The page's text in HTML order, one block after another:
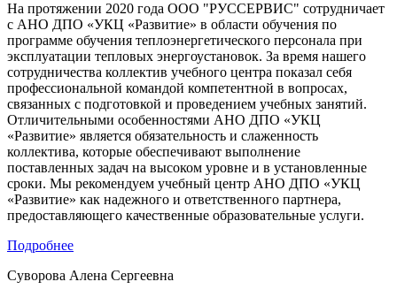
На протяжении 2020 года ООО "РУССЕРВИС" сотрудничает
с АНО ДПО «УКЦ «Развитие» в области обучения по
программе обучения теплоэнергетического персонала при
эксплуатации тепловых энергоустановок. За время нашего
сотрудничества коллектив учебного центра показал себя
профессиональной командой компетентной в вопросах,
связанных с подготовкой и проведением учебных занятий.
Отличительными особенностями АНО ДПО «УКЦ
«Развитие» является обязательность и слаженность
коллектива, которые обеспечивают выполнение
поставленных задач на высоком уровне и в установленные
сроки. Мы рекомендуем учебный центр АНО ДПО «УКЦ
«Развитие» как надежного и ответственного партнера,
предоставляющего качественные образовательные услуги.
Подробнее
Суворова Алена Сергеевна